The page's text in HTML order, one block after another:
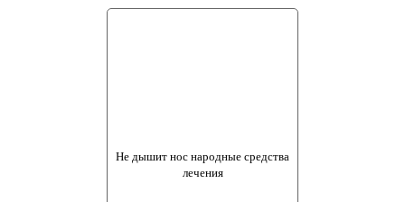
Не дышит нос народные средства
лечения